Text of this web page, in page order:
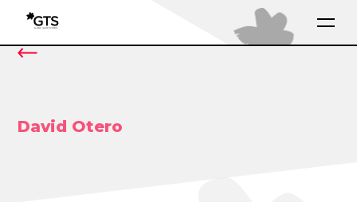
David Otero